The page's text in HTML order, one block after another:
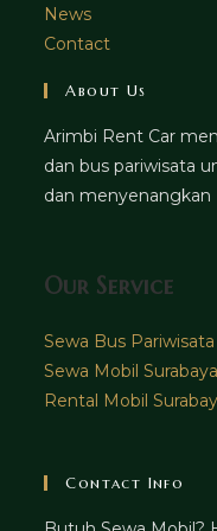
News
Contact
About Us
Arimbi Rent Car
dan bus pariwisata
dan menyenangkan
Our Service
Sewa Bus Pariwisata
Sewa Mobil Surabaya
Rental Mobil
Contact Info